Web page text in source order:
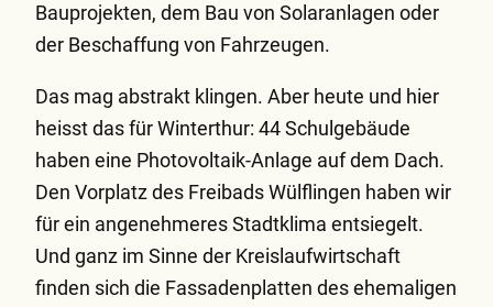
Bauprojekten, dem Bau von Solaranlagen oder
der Beschaffung von Fahrzeugen.
Das mag abstrakt klingen. Aber heute und hier
heisst das für Winterthur: 44 Schulgebäude
haben eine Photovoltaik-Anlage auf dem Dach.
Den Vorplatz des Freibads Wülflingen haben wir
für ein angenehmeres Stadtklima entsiegelt.
Und ganz im Sinne der Kreislaufwirtschaft
finden sich die Fassadenplatten des ehemaligen